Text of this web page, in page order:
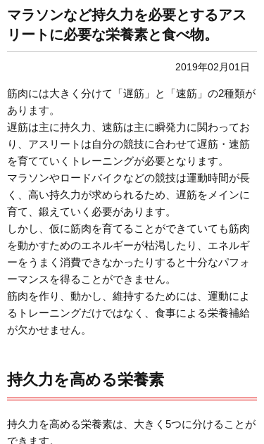
マラソンなど持久力を必要とするアス
リートに必要な栄養素と食べ物。
2019年02月01日
筋肉には大きく分けて「遅筋」と「速筋」の2種類が
あります。
遅筋は主に持久力、速筋は主に瞬発力に関わってお
り、アスリートは自分の競技に合わせて遅筋・速筋
を育てていくトレーニングが必要となります。
マラソンやロードバイクなどの競技は運動時間が長
く、高い持久力が求められるため、遅筋をメインに
育て、鍛えていく必要があります。
しかし、仮に筋肉を育てることができていても筋肉
を動かすためのエネルギーが枯渇したり、エネルギ
ーをうまく消費できなかったりすると十分なパフォ
ーマンスを得ることができません。
筋肉を作り、動かし、維持するためには、運動によ
るトレーニングだけではなく、食事による栄養補給
が欠かせません。
持久力を高める栄養素
持久力を高める栄養素は、大きく5つに分けることが
できます。